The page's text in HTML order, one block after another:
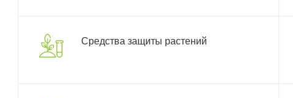
Средства защиты растений